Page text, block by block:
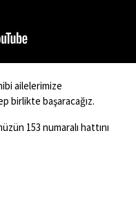
ailelerimize
birlikte başaracağız.
153 numaralı hattını